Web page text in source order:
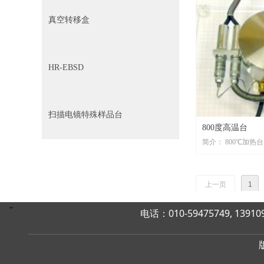
真空转移盒
HR-EBSD
扫描电镜特殊样品台
800度高温台
简介： 800℃加热台
上一页 1
,,
电话：010-59475749,